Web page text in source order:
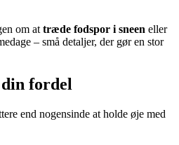
om at træde fodspor i sneen eller
– små detaljer, der gør en stor
fordel
end nogensinde at holde øje med